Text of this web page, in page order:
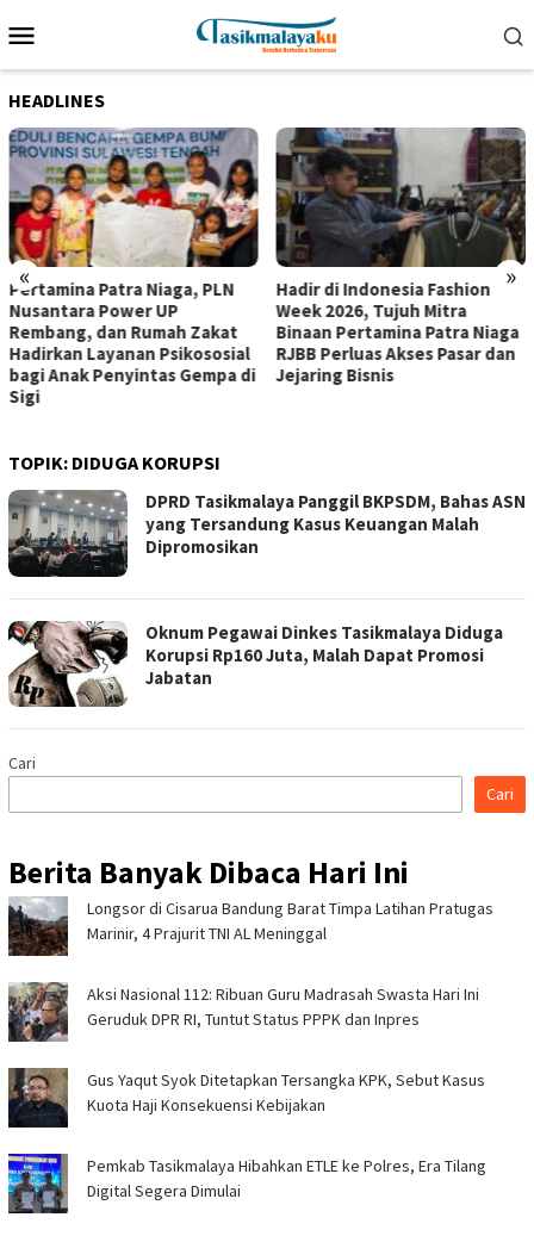
ke
Mobile
HEADLINES
« »
Pertamina Patra Niaga, PLN
Nusantara Power UP
Rembang, dan Rumah Zakat
Hadirkan Layanan Psikososial
bagi Anak Penyintas Gempa di
Sigi
Hadir di Indonesia Fashion
Week 2026, Tujuh Mitra
Binaan Pertamina Patra Niaga
RJBB Perluas Akses Pasar dan
Jejaring Bisnis
TOPIK: DIDUGA KORUPSI
DPRD Tasikmalaya Panggil BKPSDM, Bahas ASN
yang Tersandung Kasus Keuangan Malah
Dipromosikan
Oknum Pegawai Dinkes Tasikmalaya Diduga
Korupsi Rp160 Juta, Malah Dapat Promosi
Jabatan
Cari
Cari
Berita Banyak Dibaca Hari Ini
Longsor di Cisarua Bandung Barat Timpa Latihan Pra­tugas
Marinir, 4 Prajurit TNI AL Meninggal
Aksi Nasional 112: Ribuan Guru Madrasah Swasta Hari Ini
Geruduk DPR RI, Tuntut Status PPPK dan Inpres
Gus Yaqut Syok Ditetapkan Tersangka KPK, Sebut Kasus
Kuota Haji Konsekuensi Kebijakan
Pemkab Tasikmalaya Hibahkan ETLE ke Polres, Era Tilang
Digital Segera Dimulai